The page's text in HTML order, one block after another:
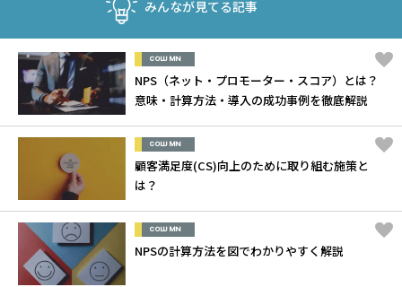
みんなが見てる記事
COLUMN
NPS（ネット・プロモーター・スコア）とは？
意味・計算方法・導入の成功事例を徹底解説
COLUMN
顧客満足度(CS)向上のために取り組む施策と
は？
COLUMN
NPSの計算方法を図でわかりやすく解説